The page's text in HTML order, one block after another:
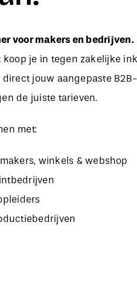
voor makers en bedrijven.
je in tegen zakelijke
jouw aangepaste
de juiste tarieven.
met:
winkels & webshop